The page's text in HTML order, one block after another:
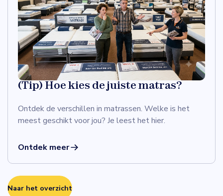
(Tip) Hoe kies de juiste matras?
Ontdek de verschillen in matrassen. Welke is het
meest geschikt voor jou? Je leest het hier.
Ontdek meer
Naar het overzicht